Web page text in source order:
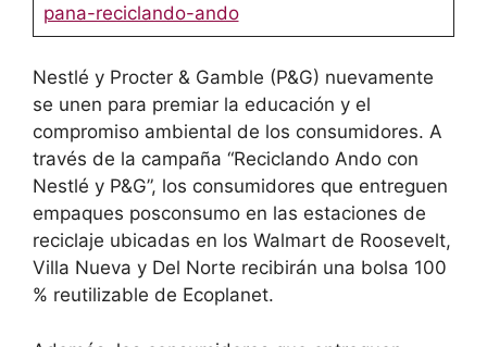
pana-reciclando-ando
Nestlé y Procter & Gamble (P&G) nuevamente
se unen para premiar la educación y el
compromiso ambiental de los consumidores. A
través de la campaña “Reciclando Ando con
Nestlé y P&G”, los consumidores que entreguen
empaques posconsumo en las estaciones de
reciclaje ubicadas en los Walmart de Roosevelt,
Villa Nueva y Del Norte recibirán una bolsa 100
% reutilizable de Ecoplanet.